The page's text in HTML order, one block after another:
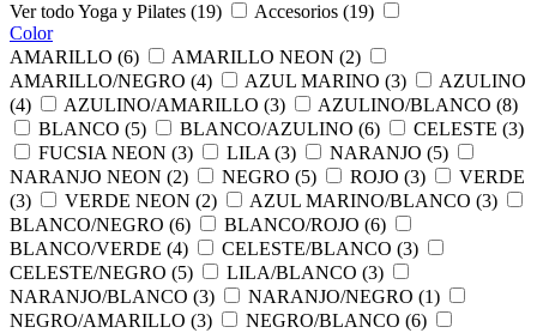
Ver todo Yoga y Pilates (19)
Accesorios (19)
Color
AMARILLO (6)
AMARILLO NEON (2)
AMARILLO/NEGRO (4)
AZUL MARINO (3)
AZULINO
(4)
AZULINO/AMARILLO (3)
AZULINO/BLANCO (8)
BLANCO (5)
BLANCO/AZULINO (6)
CELESTE (3)
FUCSIA NEON (3)
LILA (3)
NARANJO (5)
NARANJO NEON (2)
NEGRO (5) ROJO (3)
VERDE
(3)
VERDE NEON (2)
AZUL MARINO/BLANCO (3)
BLANCO/NEGRO (6)
BLANCO/ROJO (6)
BLANCO/VERDE (4)
CELESTE/BLANCO (3)
CELESTE/NEGRO (5)
LILA/BLANCO (3)
NARANJO/BLANCO (3)
NARANJO/NEGRO (1)
NEGRO/AMARILLO (3)
NEGRO/BLANCO (6)